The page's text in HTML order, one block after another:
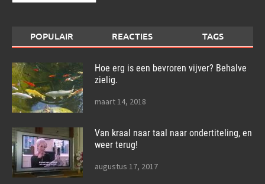
POPULAIR REACTIES TAGS
Hoe erg is een bevroren vijver? Behalve
zielig.
maart 14, 2018
Van kraal naar taal naar ondertiteling, en
weer terug!
augustus 17, 2017